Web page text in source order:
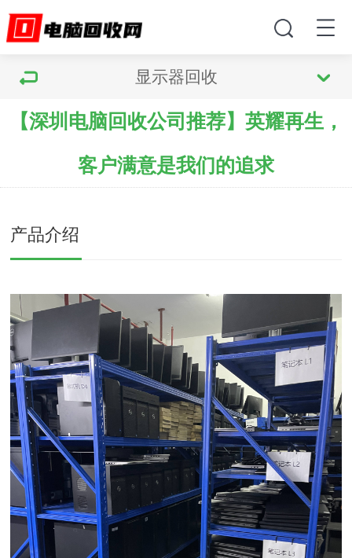
显示器回收
【深圳电脑回收公司推荐】英耀再生，
客户满意是我们的追求
产品介绍